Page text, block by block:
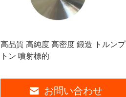
高品質 高純度 高密度 鍛造 トルンプ
トン 噴射標的
お問い合わせ